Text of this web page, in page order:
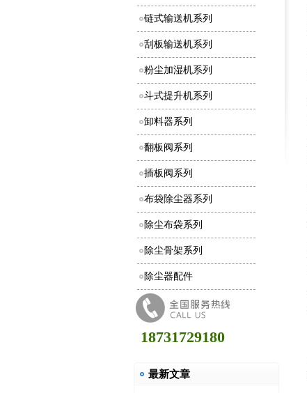
链式输送机系列
刮板输送机系列
粉尘加湿机系列
斗式提升机系列
卸料器系列
翻板阀系列
插板阀系列
布袋除尘器系列
除尘布袋系列
除尘骨架系列
除尘器配件
18731729180
最新文章